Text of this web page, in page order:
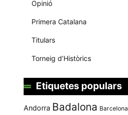
Opinió
Primera Catalana
Titulars
Torneig d’Històrics
Etiquetes populars
Andorra Badalona Barcelona